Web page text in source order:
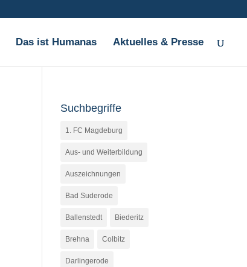
Das ist Humanas Aktuelles & Presse
Suchbegriffe
1. FC Magdeburg
Aus- und Weiterbildung
Auszeichnungen
Bad Suderode
Ballenstedt Biederitz
Brehna Colbitz
Darlingerode